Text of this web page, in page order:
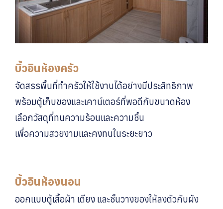
บิ้วอินห้องครัว
จัดสรรพื้นที่ทำครัวให้ใช้งานได้อย่างมีประสิทธิภาพ
พร้อมตู้เก็บของและเคาน์เตอร์ที่พอดีกับขนาดห้อง
เลือกวัสดุที่ทนความร้อนและความชื้น
เพื่อความสวยงามและคงทนในระยะยาว
บิ้วอินห้องนอน
ออกแบบตู้เสื้อผ้า เตียง และชั้นวางของให้ลงตัวกับผัง